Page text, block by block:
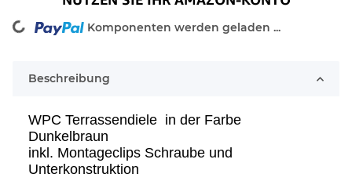
Komponenten werden geladen ...
Beschreibung
WPC Terrassendiele in der Farbe
Dunkelbraun
inkl. Montageclips Schraube und
Unterkonstruktion